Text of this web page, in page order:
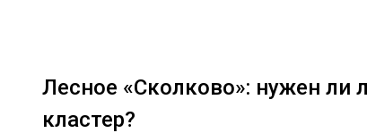
Лесное «Сколково»: нужен ли
кластер?